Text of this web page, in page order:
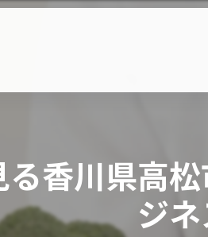
香川県高
ジ